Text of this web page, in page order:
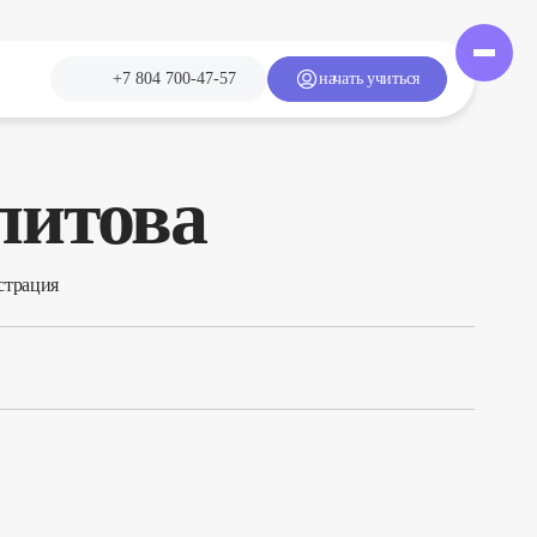
+7 804 700-47-57 начать учиться